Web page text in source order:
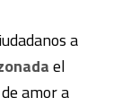
a
el
amor a